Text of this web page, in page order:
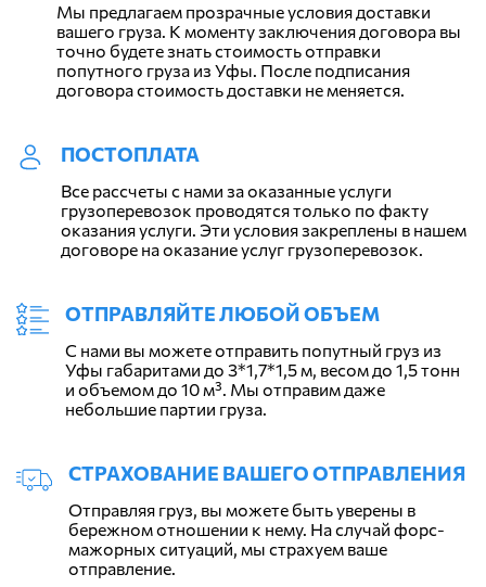
Мы предлагаем прозрачные условия доставки
вашего груза. К моменту заключения договора вы
точно будете знать стоимость отправки
попутного груза из Уфы. После подписания
договора стоимость доставки не меняется.
ПОСТОПЛАТА
Все рассчеты с нами за оказанные услуги
грузоперевозок проводятся только по факту
оказания услуги. Эти условия закреплены в нашем
договоре на оказание услуг грузоперевозок.
ОТПРАВЛЯЙТЕ ЛЮБОЙ ОБЪЕМ
С нами вы можете отправить попутный груз из
Уфы габаритами до 3*1,7*1,5 м, весом до 1,5 тонн
и объемом до 10 м³. Мы отправим даже
небольшие партии груза.
СТРАХОВАНИЕ ВАШЕГО ОТПРАВЛЕНИЯ
Отправляя груз, вы можете быть уверены в
бережном отношении к нему. На случай форс-
мажорных ситуаций, мы страхуем ваше
отправление.